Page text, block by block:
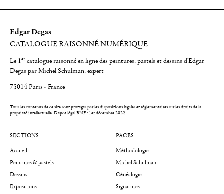
Edgar Degas
CATALOGUE RAISONNÉ NUMÉRIQUE
Le 1er catalogue raisonné en ligne des peintures, pastels et dessins d'Edgar
Degas par Michel Schulman, expert
75014 Paris - France
Tous les contenus de ce site sont protégés par les dispositions légales et réglementaires sur les droits de la
propriété intellectuelle.Dépot légal BNF : 1er décembre 2022
SECTIONS
Accueil
Peintures & pastels
Dessins
Expositions
PAGES
Méthodologie
Michel Schulman
Généalogie
Signatures